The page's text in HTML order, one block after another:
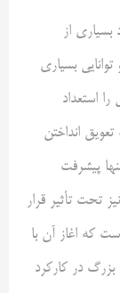
از
بسیاری
استعداد
انداختن
پیشرفت
تحت‌ تأثیر قرار
که اغاز آن با
در کارکرد